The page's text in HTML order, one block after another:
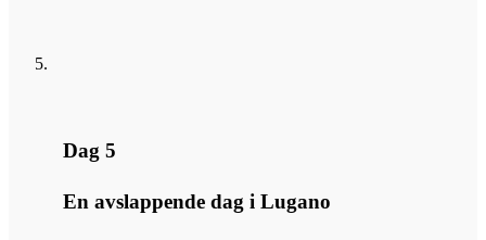
Dag 5
En avslappende dag i Lugano